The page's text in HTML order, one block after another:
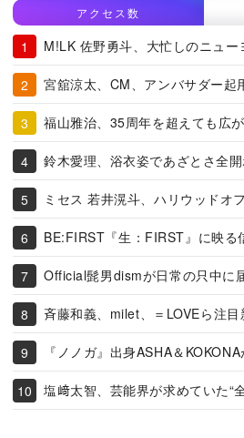
アクセス数
M!LK 佐野勇斗、大忙しのニュー
宮舘涼太、CM、アンバサダー起
福山雅治、35周年を超えても広
鈴木愛理、浴衣姿であざとさ全
ミセス 若井滉斗、ハリウッドオ
BE:FIRST『生：FIRST』に映る
Official髭男dismが日常の只中に
斉藤和義、milet、＝LOVEら注目
『ノノガ』出身ASHA＆
塩﨑太智、芸能界が求めていた“